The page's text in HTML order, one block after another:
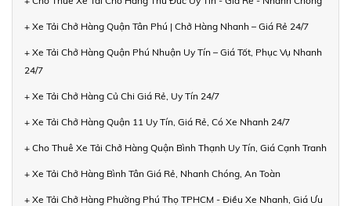
+ Xe Tải Chở Hàng Quận Tân Phú | Chở Hàng Nhanh – Giá Rẻ 24/7
+ Xe Tải Chở Hàng Quận Phú Nhuận Uy Tín – Giá Tốt, Phục Vụ Nhanh
24/7
+ Xe Tải Chở Hàng Củ Chi Giá Rẻ, Uy Tín 24/7
+ Xe Tải Chở Hàng Quận 11 Uy Tín, Giá Rẻ, Có Xe Nhanh 24/7
+ Cho Thuê Xe Tải Chở Hàng Quận Bình Thạnh Uy Tín, Giá Cạnh Tranh
+ Xe Tải Chở Hàng Bình Tân Giá Rẻ, Nhanh Chóng, An Toàn
+ Xe Tải Chở Hàng Phường Phú Thọ TPHCM - Điều Xe Nhanh, Giá Ưu